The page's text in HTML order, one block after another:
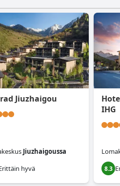
Jiuzhaigou
Jiuzhaigoussa
hyvä
IHG
8.3